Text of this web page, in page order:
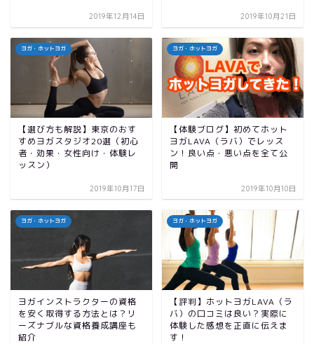
2019年12月14日 2019年10月21日
ヨガ・ホットヨガ
【選び方も解説】東京のおす
すめヨガスタジオ20選（初心
者・効果・女性向け・体験レ
ッスン）
2019年10月17日
ヨガ・ホットヨガ
【体験ブログ】初めてホット
ヨガLAVA（ラバ）でレッス
ン！良い点・悪い点を全て公
開
2019年10月10日
ヨガ・ホットヨガ
ヨガインストラクターの資格
を安く取得する方法とは？リ
ーズナブルな資格養成講座も
紹介
ヨガ・ホットヨガ
【評判】ホットヨガLAVA（ラ
バ）の口コミは良い？実際に
体験した感想を正直に伝えま
す！